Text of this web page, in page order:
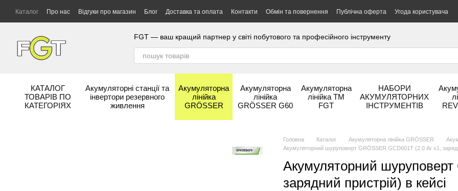
Перейти до основного контенту
Каталог Про нас Відгуки про магазин Блог Доставка та оплата Контакти Обмін та повернення Публічна оферта
Угода користувача
Гарантія та сервіс
Бренди
FGT — ваш кращий партнер у світі побутового та професійного інструменту
КАТАЛОГ
ТОВАРІВ ПО
КАТЕГОРІЯХ
Акумуляторні станції та
інвертори резервного
живлення
Акумуляторна
лінійка
GRÖSSER
Акумуляторна
лінійка
GRÖSSER G60
Акумуляторна
лінійка ТМ
FGT
НАБОРИ
АКУМУЛЯТОРНИХ
ІНСТРУМЕНТІВ
Головна Каталог Акумуляторна лінійка GRÖSSER
Акумуляторний шуруповерт GRÖSSER GCD601Т (2.0 Аг х1,
Акумуляторний
зарядний пристрій) в кейсі